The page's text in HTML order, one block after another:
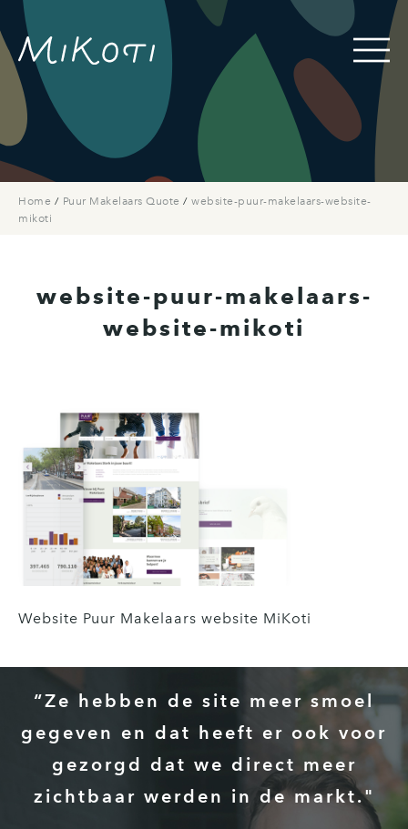
Home / Puur Makelaars Quote / website-puur-makelaars-website-
mikoti
website-puur-makelaars-
website-mikoti
Website Puur Makelaars website MiKoti
“Ze hebben de site meer smoel
gegeven en dat heeft er ook voor
gezorgd dat we direct meer
zichtbaar werden in de markt."